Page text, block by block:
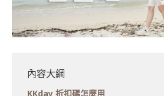
內容大綱
KKday 折扣碼怎麼用